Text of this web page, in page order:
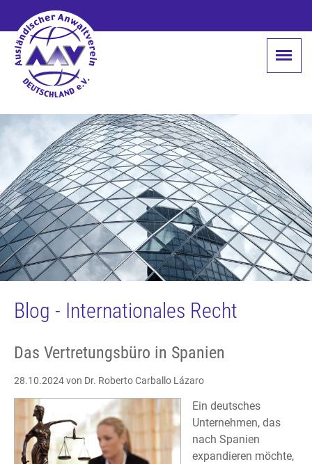
Blog - Internationales Recht
Das Vertretungsbüro in Spanien
28.10.2024von Dr. Roberto Carballo Lázaro
Ein deutsches
Unternehmen, das
nach Spanien
expandieren möchte,